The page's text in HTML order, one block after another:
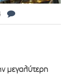
μεγαλύτερη